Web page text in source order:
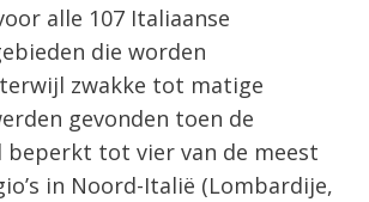
alle 107 Italiaanse
die worden
zwakke tot matige
gevonden toen de
beperkt tot vier van de meest
in Noord-Italië (Lombardije,